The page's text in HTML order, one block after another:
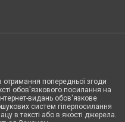
отримання попередньої згоди
обов'язкового посилання на
видань обов'язкове
систем гіперпосилання
в тексті або в якості джерела.